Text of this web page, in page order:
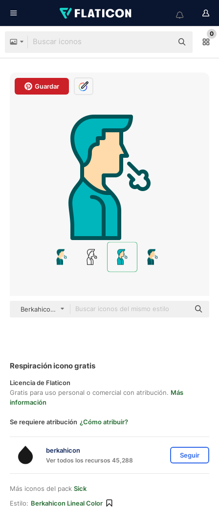
0
Guardar
Berkahicon Lineal Color
Respiración icono gratis
Licencia de Flaticon
Gratis para uso personal o comercial con atribución. Más
información
Se requiere atribución ¿Cómo atribuir?
berkahicon
Ver todos los recursos 45,288
Seguir
Más iconos del pack Sick
Estilo: Berkahicon Lineal Color